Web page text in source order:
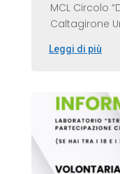
MCL Circolo
Caltagirone
Leggi di più